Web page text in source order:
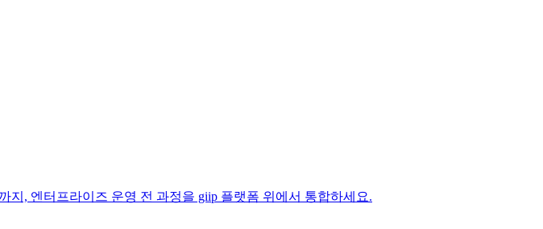
지, 엔터프라이즈 운영 전 과정을 giip 플랫폼 위에서 통합하세요.